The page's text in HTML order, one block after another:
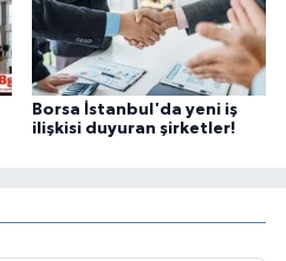
Borsa İstanbul'da yeni iş
ilişkisi duyuran şirketler!